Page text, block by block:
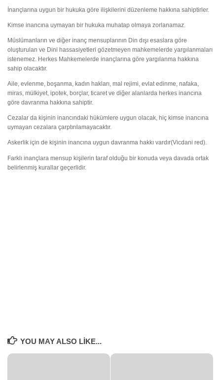
İnançlarına uygun bir hukuka göre ilişkilerini düzenleme hakkına sahiptirler.
Kimse inancına uymayan bir hukuka muhatap olmaya zorlanamaz.
Müslümanların ve diğer inanç mensuplarının Din dışı esaslara göre
oluşturulan ve Dini hassasiyetleri gözetmeyen mahkemelerde yargılanmaları
istenemez. Herkes Mahkemelerde inançlarına göre yargılanma hakkına
sahip olacaktır.
Aile, evlenme, boşanma, kadın hakları, mal rejimi, evlat edinme, nafaka,
miras, mülkiyet, ipotek, borçlar, ticaret ve diğer alanlarda herkes inancına
göre davranma hakkına sahiptir.
Cezalar da kişinin inancındaki hükümlere uygun olacak, hiç kimse inancına
uymayan cezalara çarptırılamayacaktır.
Askerlik için de kişinin inancına uygun davranma hakkı vardır(Vicdani red).
Farklı inançlara mensup kişilerin taraf olduğu bir konuda veya davada ortak
belirlenmiş kurallar geçerlidir.
YOU MAY ALSO LIKE...